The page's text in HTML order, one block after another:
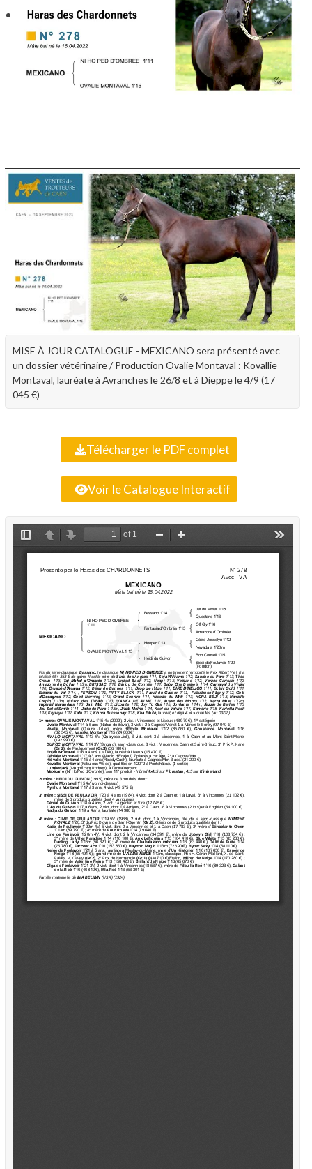
MISE À JOUR CATALOGUE - MEXICANO sera présenté avec
un dossier vétérinaire / Production Ovalie Montaval : Kovallie
Montaval, lauréate à Avranches le 26/8 et à Dieppe le 4/9 (17
045 €)
Télécharger le PDF complet
Voir le Catalogue Interactif